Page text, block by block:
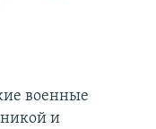
военные
и